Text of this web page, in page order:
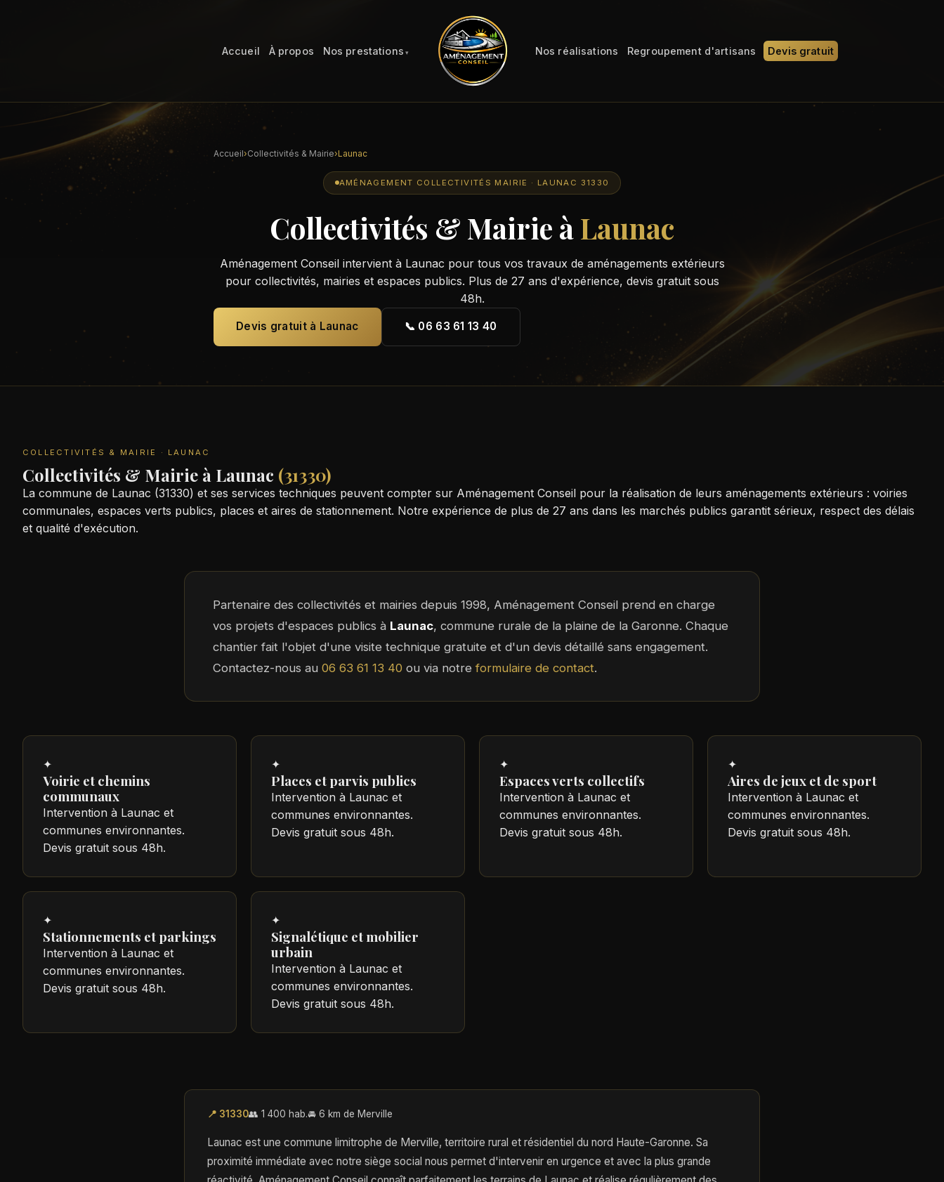
Accueil À propos Nos prestations Nos réalisations Regroupement d'artisans Devis gratuit
Accueil›Collectivités & Mairie›Launac
AMÉNAGEMENT COLLECTIVITÉS MAIRIE · LAUNAC 31330
Collectivités & Mairie àLaunac
Aménagement Conseil intervient à Launac pour tous vos travaux de aménagements extérieurs
pour collectivités, mairies et espaces publics. Plus de 27 ans d'expérience, devis gratuit sous
48h.
Devis gratuit à Launac 📞 06 63 61 13 40
COLLECTIVITÉS & MAIRIE · LAUNAC
Collectivités & Mairie à Launac (31330)
La commune de Launac (31330) et ses services techniques peuvent compter sur Aménagement Conseil pour la réalisation de leurs aménagements extérieurs : voiries
communales, espaces verts publics, places et aires de stationnement. Notre expérience de plus de 27 ans dans les marchés publics garantit sérieux, respect des délais
et qualité d'exécution.
Partenaire des collectivités et mairies depuis 1998, Aménagement Conseil prend en charge
vos projets d'espaces publics à Launac, commune rurale de la plaine de la Garonne. Chaque
chantier fait l'objet d'une visite technique gratuite et d'un devis détaillé sans engagement.
Contactez-nous au 06 63 61 13 40 ou via notreformulaire de contact.
✦
Voirie et chemins
communaux
Intervention à Launac et
communes environnantes.
Devis gratuit sous 48h.
✦
Places et parvis publics
Intervention à Launac et
communes environnantes.
Devis gratuit sous 48h.
✦
Espaces verts collectifs
Intervention à Launac et
communes environnantes.
Devis gratuit sous 48h.
✦
Aires de jeux et de sport
Intervention à Launac et
communes environnantes.
Devis gratuit sous 48h.
✦
Stationnements et parkings
Intervention à Launac et
communes environnantes.
Devis gratuit sous 48h.
✦
Signalétique et mobilier
urbain
Intervention à Launac et
communes environnantes.
Devis gratuit sous 48h.
📍 31330👥 1 400 hab.🚘 6 km de Merville
Launac est une commune limitrophe de Merville, territoire rural et résidentiel du nord Haute-Garonne. Sa
proximité immédiate avec notre siège social nous permet d'intervenir en urgence et avec la plus grande